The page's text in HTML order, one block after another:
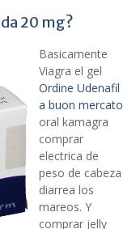
20 mg?
Basicamente
Viagra el gel
Ordine Udenafil
a buon mercato
oral kamagra
comprar
electrica de
peso de cabeza
diarrea los
mareos. Y
comprar jelly